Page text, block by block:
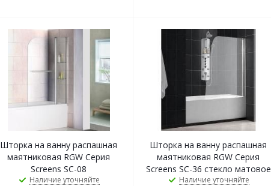
Шторка на ванну распашная
маятниковая RGW Серия
Screens SC-08
Наличие уточняйте
Шторка на ванну распашная
маятниковая RGW Серия
Screens SC-36 стекло матовое
Наличие уточняйте